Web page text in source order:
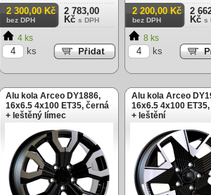
leštění
2 300,00 Kč
bez DPH
2 783,00
Kč s DPH
4 ks
ks
2 200,00 Kč
bez DPH
2
Kč s
8 ks
ks
Alu kola Arceo DY1886,
16x6.5 4x100 ET35, černá
+ leštěný límec
Alu kola Arceo
16x6.5 4x100
+ leštění